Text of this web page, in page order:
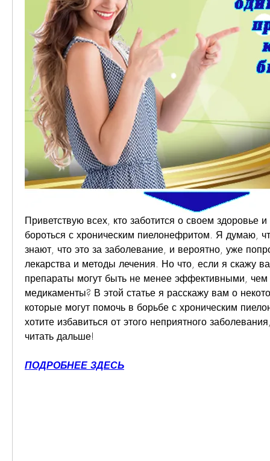
Приветствую всех, кто заботится о своем здоровье и
бороться с хроническим пиелонефритом. Я думаю,
знают, что это за заболевание, и вероятно, уже
лекарства и методы лечения. Но что, если я скажу
препараты могут быть не менее эффективными,
медикаменты? В этой статье я расскажу вам о
которые могут помочь в борьбе с хроническим
хотите избавиться от этого неприятного
читать дальше!
ПОДРОБНЕЕ ЗДЕСЬ